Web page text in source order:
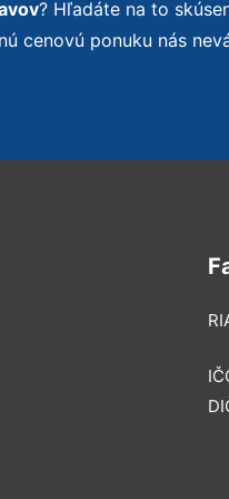
? Hľadáte na to
cenovú ponuku nás